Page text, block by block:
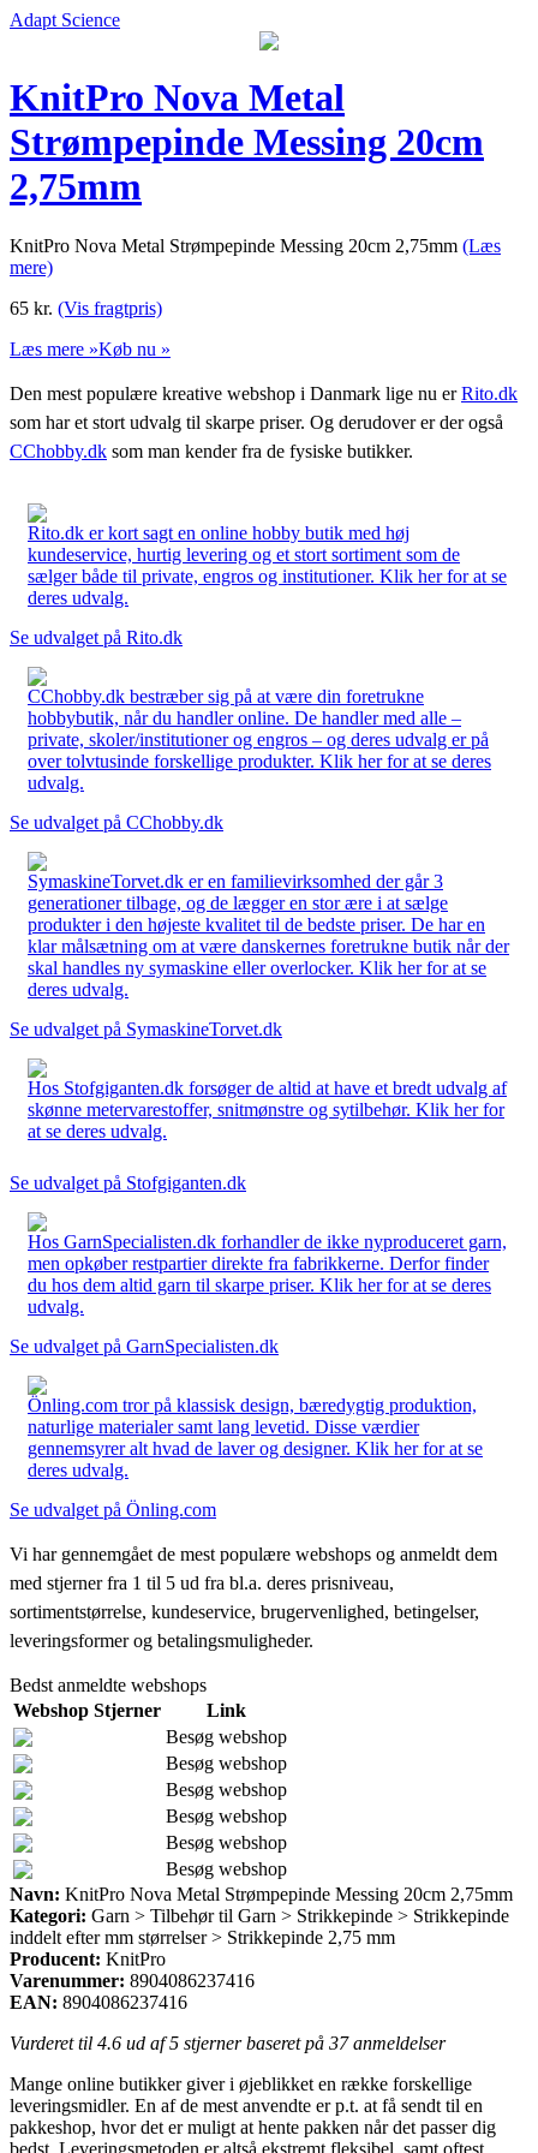
Adapt Science
KnitPro Nova Metal
Strømpepinde Messing 20cm
2,75mm
KnitPro Nova Metal Strømpepinde Messing 20cm 2,75mm (Læs
mere)
65 kr. (Vis fragtpris)
Læs mere »Køb nu »
Den mest populære kreative webshop i Danmark lige nu erRito.dk
som har et stort udvalg til skarpe priser. Og derudover er der også
CChobby.dk som man kender fra de fysiske butikker.
Rito.dk er kort sagt en online hobby butik med høj
kundeservice, hurtig levering og et stort sortiment som de
sælger både til private, engros og institutioner. Klik her for at se
deres udvalg.
Se udvalget på Rito.dk
CChobby.dk bestræber sig på at være din foretrukne
hobbybutik, når du handler online. De handler med alle –
private, skoler/institutioner og engros – og deres udvalg er på
over tolvtusinde forskellige produkter. Klik her for at se deres
udvalg.
Se udvalget på CChobby.dk
SymaskineTorvet.dk er en familievirksomhed der går 3
generationer tilbage, og de lægger en stor ære i at sælge
produkter i den højeste kvalitet til de bedste priser. De har en
klar målsætning om at være danskernes foretrukne butik når der
skal handles ny symaskine eller overlocker. Klik her for at se
deres udvalg.
Se udvalget på SymaskineTorvet.dk
Hos Stofgiganten.dk forsøger de altid at have et bredt udvalg af
skønne metervarestoffer, snitmønstre og sytilbehør. Klik her for
at se deres udvalg.
Se udvalget på Stofgiganten.dk
Hos GarnSpecialisten.dk forhandler de ikke nyproduceret garn,
men opkøber restpartier direkte fra fabrikkerne. Derfor finder
du hos dem altid garn til skarpe priser. Klik her for at se deres
udvalg.
Se udvalget på GarnSpecialisten.dk
Önling.com tror på klassisk design, bæredygtig produktion,
naturlige materialer samt lang levetid. Disse værdier
gennemsyrer alt hvad de laver og designer. Klik her for at se
deres udvalg.
Se udvalget på Önling.com
Vi har gennemgået de mest populære webshops og anmeldt dem
med stjerner fra 1 til 5 ud fra bl.a. deres prisniveau,
sortimentstørrelse, kundeservice, brugervenlighed, betingelser,
leveringsformer og betalingsmuligheder.
Bedst anmeldte webshops
Webshop Stjerner
Link
Besøg webshop
Besøg webshop
Besøg webshop
Besøg webshop
Besøg webshop
Besøg webshop
Navn: KnitPro Nova Metal Strømpepinde Messing 20cm 2,75mm
Kategori: Garn > Tilbehør til Garn > Strikkepinde > Strikkepinde
inddelt efter mm størrelser > Strikkepinde 2,75 mm
Producent: KnitPro
Varenummer: 8904086237416
EAN: 8904086237416
Vurderet til 4.6 ud af 5 stjerner baseret på 37anmeldelser
Mange online butikker giver i øjeblikket en række forskellige
leveringsmidler. En af de mest anvendte er p.t. at få sendt til en
pakkeshop, hvor det er muligt at hente pakken når det passer dig
bedst. Leveringsmetoden er altså ekstremt fleksibel, samt oftest